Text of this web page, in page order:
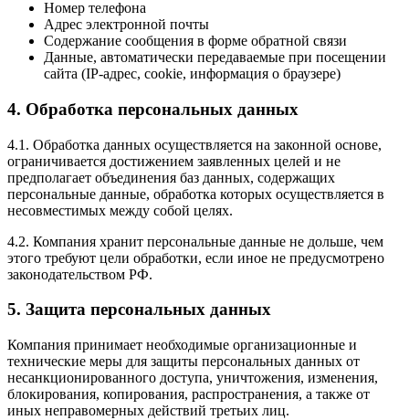
Номер телефона
Адрес электронной почты
Содержание сообщения в форме обратной связи
Данные, автоматически передаваемые при посещении
сайта (IP-адрес, cookie, информация о браузере)
4. Обработка персональных данных
4.1. Обработка данных осуществляется на законной основе,
ограничивается достижением заявленных целей и не
предполагает объединения баз данных, содержащих
персональные данные, обработка которых осуществляется в
несовместимых между собой целях.
4.2. Компания хранит персональные данные не дольше, чем
этого требуют цели обработки, если иное не предусмотрено
законодательством РФ.
5. Защита персональных данных
Компания принимает необходимые организационные и
технические меры для защиты персональных данных от
несанкционированного доступа, уничтожения, изменения,
блокирования, копирования, распространения, а также от
иных неправомерных действий третьих лиц.